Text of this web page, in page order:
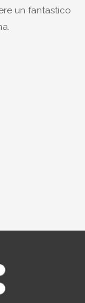
un fantastico